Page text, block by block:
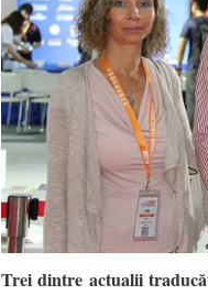
Trei dintre actualii